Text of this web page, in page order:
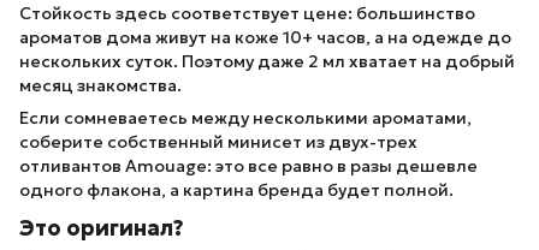
Стойкость здесь соответствует цене: большинство
ароматов дома живут на коже 10+ часов, а на одежде до
нескольких суток. Поэтому даже 2 мл хватает на добрый
месяц знакомства.
Если сомневаетесь между несколькими ароматами,
соберите собственный минисет из двух-трех
отливантов Amouage: это все равно в разы дешевле
одного флакона, а картина бренда будет полной.
Это оригинал?